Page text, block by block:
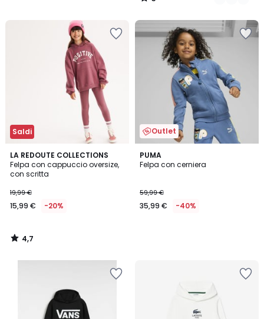
/
Saldi
LA REDOUTE COLLECTIONS
Felpa con cappuccio oversize,
con scritta
19,99 €
15,99 € -20%
4,7
/ 5
4,7
/
Outlet
PUMA
Felpa con cerniera
59,99 €
35,99 € -40%